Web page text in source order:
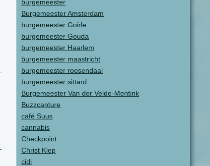
burgemeester
Burgemeester Amsterdam
burgemeester Goirle
burgemeester Gouda
burgemeester Haarlem
burgemeester maastricht
burgemeester roosendaal
burgemeester sittard
Burgemeester Van der Velde-Mentink
Buzzcapture
café Suus
cannabis
Checkpoint
Christ Klep
cidi